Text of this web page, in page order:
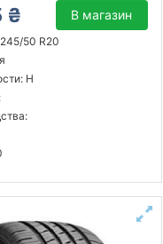
₴ В магазин
50 R20
H